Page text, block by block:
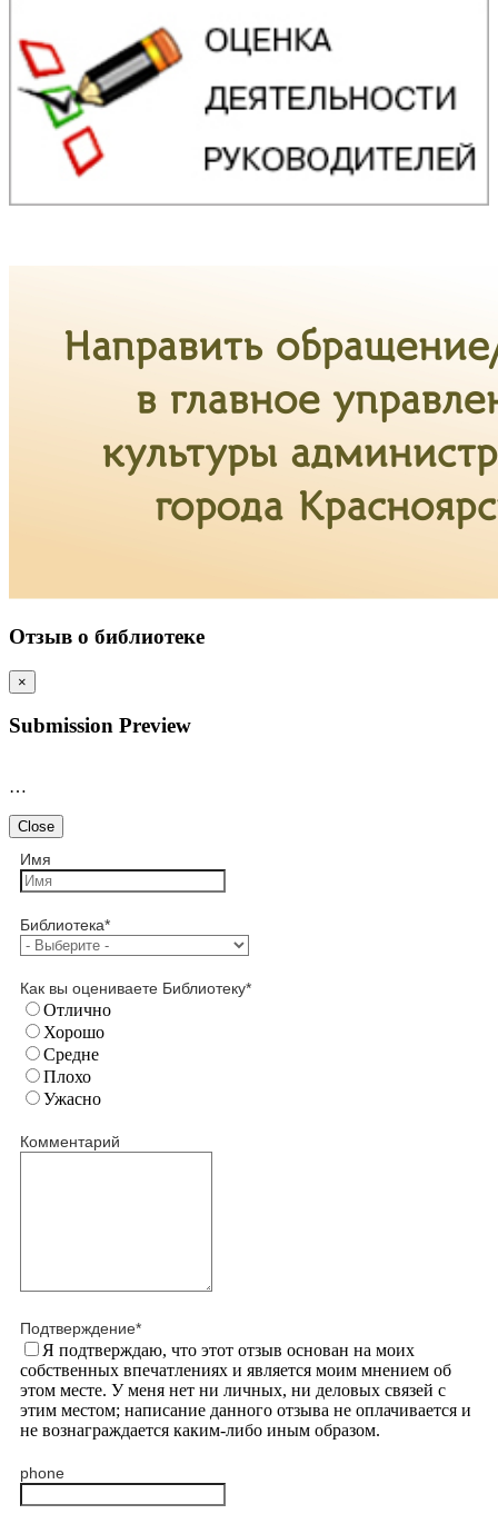
Отзыв о библиотеке
×
Submission Preview
…
Close
Имя
Библиотека*
Как вы оцениваете Библиотеку*
Отлично
Хорошо
Средне
Плохо
Ужасно
Комментарий
Подтверждение*
Я подтверждаю, что этот отзыв основан на моих
собственных впечатлениях и является моим мнением об
этом месте. У меня нет ни личных, ни деловых связей с
этим местом; написание данного отзыва не оплачивается и
не вознаграждается каким-либо иным образом.
phone